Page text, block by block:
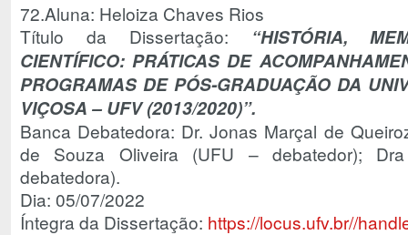
72.Aluna: Heloiza Chaves Rios
Título da Dissertação:
“HISTÓRIA,
CIENTÍFICO: PRÁTICAS DE
PROGRAMAS DE PÓS-GRADUAÇÃO DA
VIÇOSA – UFV (2013/2020)”.
Banca Debatedora: Dr. Jonas Marçal de
de Souza Oliveira (UFU – debatedor);
debatedora).
Dia: 05/07/2022
Íntegra da Dissertação: https://locus.ufv.br//